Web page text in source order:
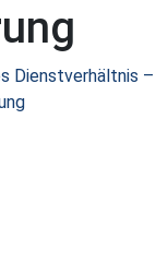
Dienstverhältnis –